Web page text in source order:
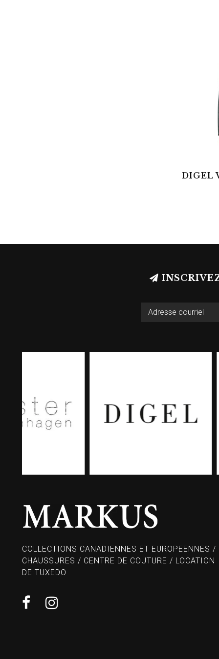
DIGEL
COLLECTIONS CANADIENNES ET EUROPEENNES /
CHAUSSURES / CENTRE DE COUTURE / LOCATION
DE TUXEDO